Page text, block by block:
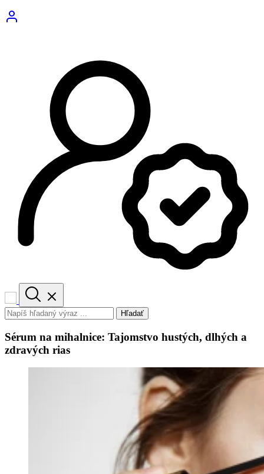
Hľadať
Sérum na mihalnice: Tajomstvo hustých, dlhých a
zdravých rias